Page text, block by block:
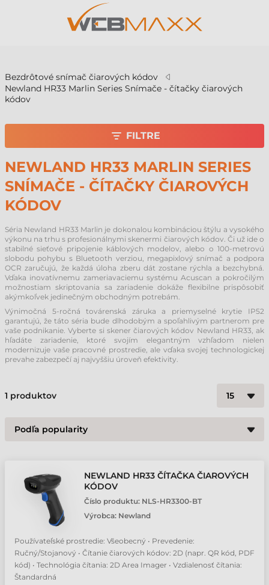
Bezdrôtové snímač čiarových kódov
Newland HR33 Marlin Series Snímače - čítačky čiarových
kódov
NEWLAND HR33 MARLIN SERIES
SNÍMAČE - ČÍTAČKY ČIAROVÝCH
KÓDOV
Séria Newland HR33 Marlin je dokonalou kombináciou štýlu a vysokého
výkonu na trhu s profesionálnymi skenermi čiarových kódov. Či už ide o
stabilné sieťové pripojenie káblových modelov, alebo o 100-metrovú
slobodu pohybu s Bluetooth verziou, megapixlový snímač a podpora
OCR zaručujú, že každá úloha zberu dát zostane rýchla a bezchybná.
Vďaka inovatívnemu zameriavaciemu systému Acuscan a pokročilým
možnostiam skriptovania sa zariadenie dokáže flexibilne prispôsobiť
akýmkoľvek jedinečným obchodným potrebám.
Výnimočná 5-ročná továrenská záruka a priemyselné krytie IP52
garantujú, že táto séria bude dlhodobým a spoľahlivým partnerom pre
vaše podnikanie. Vyberte si skener čiarových kódov Newland HR33, ak
hľadáte zariadenie, ktoré svojím elegantným vzhľadom nielen
modernizuje vaše pracovné prostredie, ale vďaka svojej technologickej
prevahe zabezpečí aj najvyššiu úroveň efektivity.
1 produktov
NEWLAND HR33 ČÍTAČKA ČIAROVÝCH
KÓDOV
Číslo produktu: NLS-HR3300-BT
Výrobca: Newland
Používateľské prostredie: Všeobecný • Prevedenie:
Ručný/Stojanový • Čítanie čiarových kódov: 2D (napr. QR kód, PDF
kód) • Technológia čítania: 2D Area Imager • Vzdialenosť čítania:
Štandardná
FILTRE